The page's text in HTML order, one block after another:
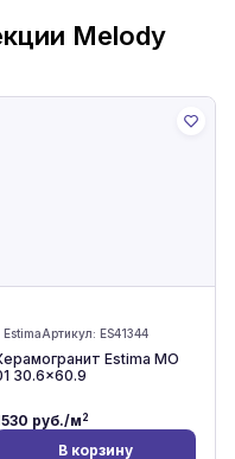
Melody
EstimaАртикул: ES41344
Estima MO
30.6x60.9
руб./м2
В корзину